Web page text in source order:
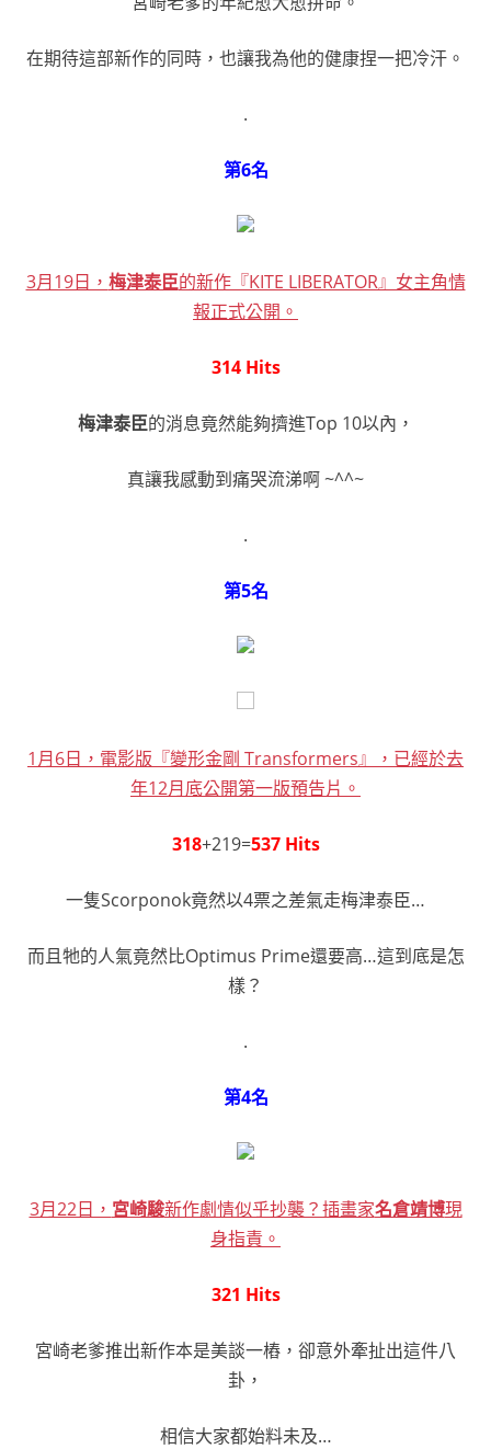
在期待這部新作的同時，也讓我為他的健康捏一把冷汗。
.
第6名
3月19日， 梅津泰臣的新作『KITE LIBERATOR』女主角情
報正式公開。
314 Hits
梅津泰臣的消息竟然能夠擠進Top 10以內，
真讓我感動到痛哭流涕啊 ~^^~
.
第5名
1月6日，電影版『變形金剛 Transformers』，已經於去
年12月底公開第一版預告片。
318+219=537 Hits
一隻Scorponok竟然以4票之差氣走梅津泰臣…
而且牠的人氣竟然比Optimus Prime還要高…這到底是怎
樣？
.
第4名
3月22日， 宮崎駿新作劇情似乎抄襲？插畫家名倉靖博現
身指責。
321 Hits
宮崎老爹推出新作本是美談一樁，卻意外牽扯出這件八
卦，
相信大家都始料未及…